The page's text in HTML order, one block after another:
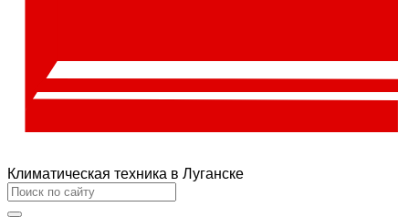
Климатическая техника в Луганске